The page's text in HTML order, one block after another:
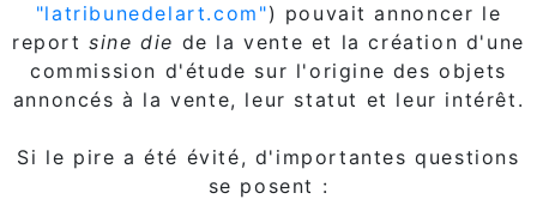
"latribunedelart.com") pouvait annoncer le
reportsine die de la vente et la création d'une
commission d'étude sur l'origine des objets
annoncés à la vente, leur statut et leur intérêt.
Si le pire a été évité, d'importantes questions
se posent :